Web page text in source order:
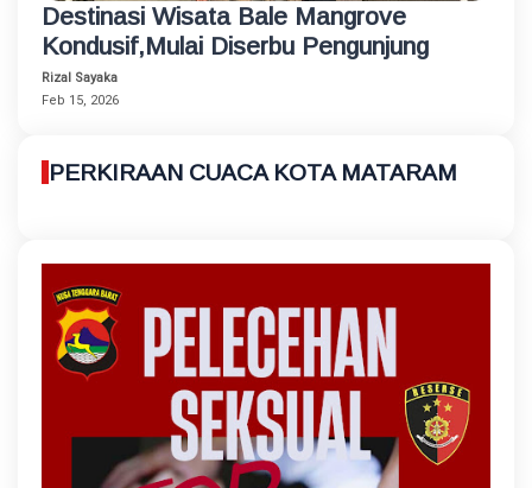
Destinasi Wisata Bale Mangrove
Kondusif,Mulai Diserbu Pengunjung
Rizal Sayaka
Feb 15, 2026
PERKIRAAN CUACA KOTA MATARAM